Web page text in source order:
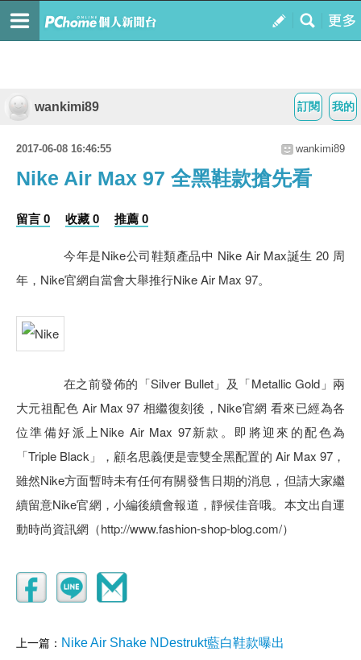
我的
訂閱
wankimi89
2017-06-08 16:46:55 wankimi89
Nike Air Max 97 全黑鞋款搶先看
留言 0 收藏 0 推薦 0
今年是Nike公司鞋類產品中 Nike Air Max誕生 20 周
年，Nike官網自當會大舉推行Nike Air Max 97。
在之前發佈的「Silver Bullet」及「Metallic Gold」兩
大元祖配色 Air Max 97 相繼復刻後， Nike官網 看來已經為各
位準備好派上Nike Air Max 97新款。即將迎來的配色為
「Triple Black」，顧名思義便是壹雙全黑配置的 Air Max 97，
雖然Nike方面暫時未有任何有關發售日期的消息，但請大家繼
續留意Nike官網，小編後續會報道，靜候佳音哦。本文出自運
動時尚資訊網（http://www.fashion-shop-blog.com/）
上一篇： Nike Air Shake NDestrukt藍白鞋款曝出